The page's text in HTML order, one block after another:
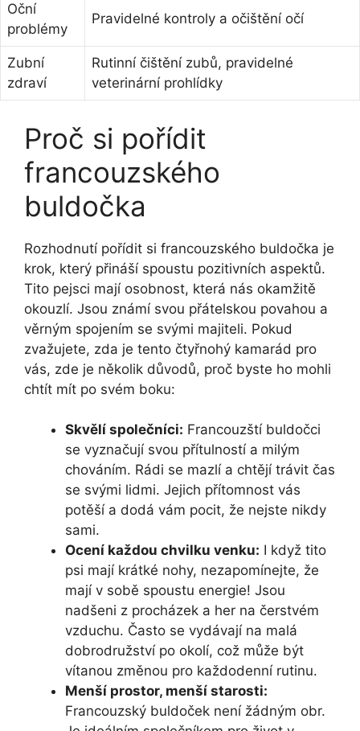
Oční
⁤problémy
Pravidelné kontroly ⁣a očištění očí
Zubní
zdraví
Rutinní ‍čištění zubů, pravidelné
veterinární prohlídky
Proč ⁢si pořídit
francouzského
buldočka
Rozhodnutí ‌pořídit si francouzského ‍buldočka je
​krok, který přináší spoustu pozitivních‌ aspektů.
Tito pejsci mají osobnost,‌ která nás okamžitě
okouzlí. Jsou‍ známí svou přátelskou povahou a
věrným spojením se svými majiteli. Pokud
zvažujete, zda je tento čtyřnohý kamarád pro
vás, zde je‍ několik důvodů, proč byste ho mohli
chtít mít po ⁢svém boku:
Skvělí společníci: Francouzští buldočci‌
se vyznačují svou přítulností a milým
chováním. Rádi se mazlí a chtějí trávit čas
se ⁣svými lidmi. Jejich přítomnost vás
‌potěší a dodá vám⁤ pocit, že nejste nikdy
sami.
Ocení každou chvilku venku: I když tito
psi mají ⁤krátké nohy, nezapomínejte, že
mají v sobě spoustu energie! Jsou
nadšeni z procházek a ‍her na čerstvém
vzduchu. Často se vydávají na malá
dobrodružství po okolí, což může být
vítanou změnou pro každodenní rutinu.
Menší prostor, menší starosti:
Francouzský buldoček⁣ není žádným obr.⁣